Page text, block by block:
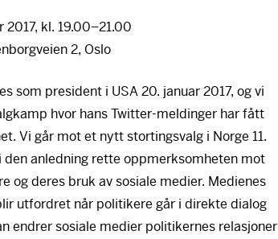
kl. 19.00–21.00
2, Oslo
som president i USA20. januar 2017, og vi
hvor hans Twitter-meldinger har fått
Vi går mot et nytt stortingsvalg i Norge 11.
den anledning rette oppmerksomheten mot
og deres bruk av sosiale medier. Medienes
utfordret når politikere går i direkte dialog
endrer sosiale medier politikernes relasjoner